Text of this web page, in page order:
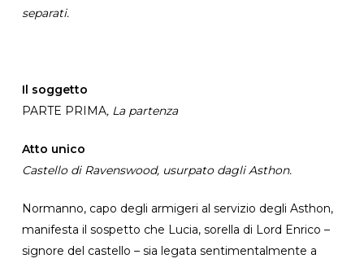
separati.
Il soggetto
PARTE PRIMA, La partenza
Atto unico
Castello di Ravenswood, usurpato dagli Asthon.
Normanno, capo degli armigeri al servizio degli Asthon,
manifesta il sospetto che Lucia, sorella di Lord Enrico –
signore del castello – sia legata sentimentalmente a